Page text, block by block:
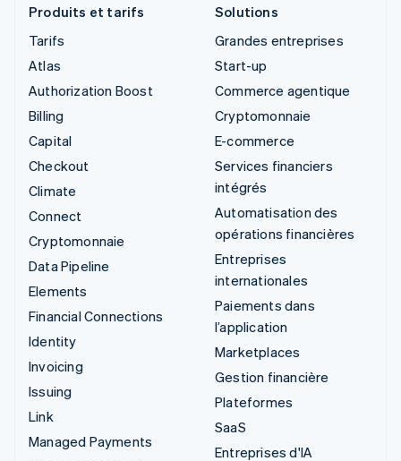
Produits et tarifs
Tarifs
Atlas
Authorization Boost
Billing
Capital
Checkout
Climate
Connect
Cryptomonnaie
Data Pipeline
Elements
Financial Connections
Identity
Invoicing
Issuing
Link
Managed Payments
Solutions
Grandes entreprises
Start-up
Commerce agentique
Cryptomonnaie
E-commerce
Services financiers
intégrés
Automatisation des
opérations financières
Entreprises
internationales
Paiements dans
l’application
Marketplaces
Gestion financière
Plateformes
SaaS
Entreprises d'IA